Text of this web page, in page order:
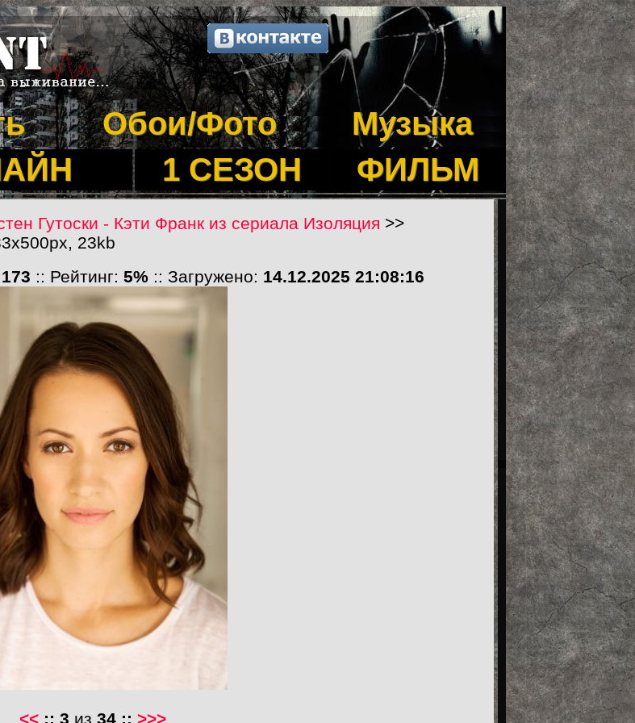
Обои/Фото
Музыка
1 СЕЗОН ФИЛЬМ
Гутоски - Кэти Франк из сериала Изоляция >>
23kb
173 :: Рейтинг: 5%:: Загружено: 14.12.2025 21:08:16
<< :: 3 из 34 :: >>>